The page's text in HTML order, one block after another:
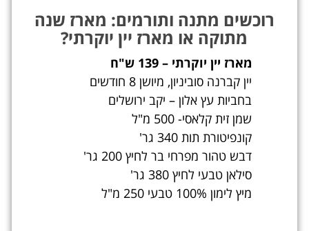
רוכשים מתנה ותורמים: מארז שנה
מתוקה או מארז יין יוקרתי?
מארז יין יוקרתי – 139 ש"ח
יין קברנה סוביניון, מיושן 8 חודשים
בחביות עץ אלון – יקב ירושלים
שמן זית קלאסי- 500 מ"ל
קונפיטורת תות 340 גר'
דבש טהור מפרחי בר לחיץ 200 גר'
סילאן טבעי לחיץ 380 גר'
מיץ לימון 100% טבעי 250 מ"ל